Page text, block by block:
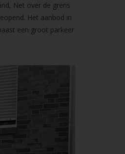
Net over de grens
Het aanbod in
een groot parkeer